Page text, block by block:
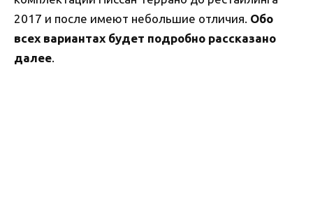
2017 и после имеют небольшие отличия. Обо
всех вариантах будет подробно рассказано
далее.